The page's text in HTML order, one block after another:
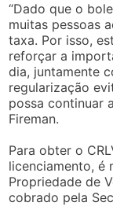
“Dado que o
muitas pessoas
taxa. Por isso,
reforçar a
dia, juntamente
regularização
possa continuar
Fireman.
Para obter o
licenciamento, é
Propriedade de
cobrado pela